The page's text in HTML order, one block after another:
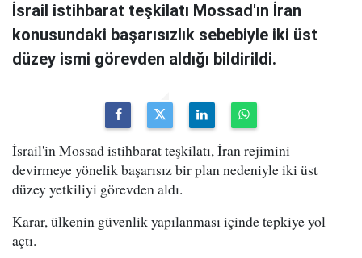
İsrail istihbarat teşkilatı Mossad'ın İran
konusundaki başarısızlık sebebiyle iki üst
düzey ismi görevden aldığı bildirildi.
İsrail'in Mossad istihbarat teşkilatı, İran rejimini
devirmeye yönelik başarısız bir plan nedeniyle iki üst
düzey yetkiliyi görevden aldı.
Karar, ülkenin güvenlik yapılanması içinde tepkiye yol
açtı.